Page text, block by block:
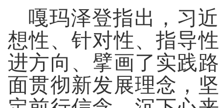
嘎玛泽登指出，习
想性、针对性、指导
进方向、擘画了实践
面贯彻新发展理念，